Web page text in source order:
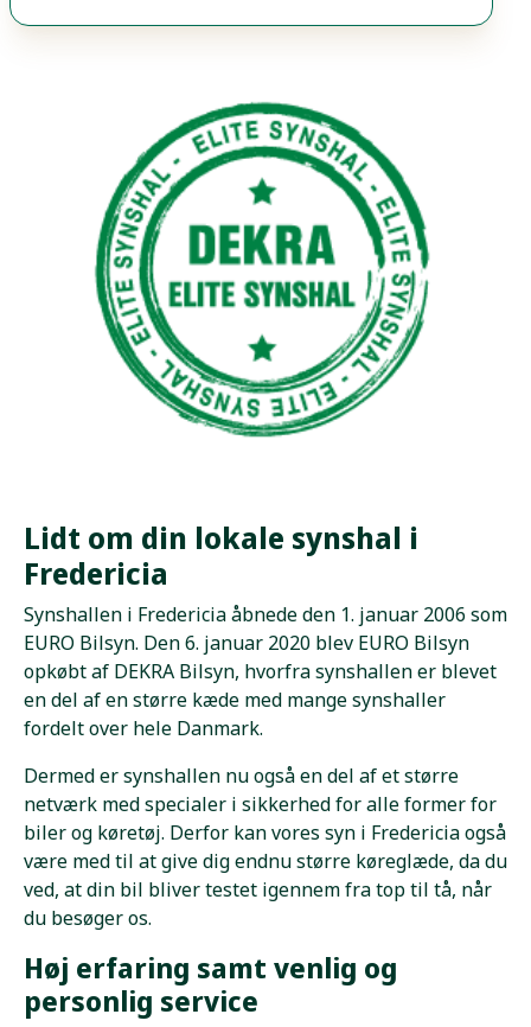
Lidt om din lokale synshal i
Fredericia
Synshallen i Fredericia åbnede den 1. januar 2006 som
EURO Bilsyn. Den 6. januar 2020 blev EURO Bilsyn
opkøbt af DEKRA Bilsyn, hvorfra synshallen er blevet
en del af en større kæde med mange synshaller
fordelt over hele Danmark.
Dermed er synshallen nu også en del af et større
netværk med specialer i sikkerhed for alle former for
biler og køretøj. Derfor kan vores syn i Fredericia også
være med til at give dig endnu større køreglæde, da du
ved, at din bil bliver testet igennem fra top til tå, når
du besøger os.
Høj erfaring samt venlig og
personlig service